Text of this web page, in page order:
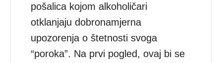
pošalica kojom alkoholičari
otklanjaju dobronamjerna
upozorenja o štetnosti svoga
“poroka”. Na prvi pogled, ovaj bi se